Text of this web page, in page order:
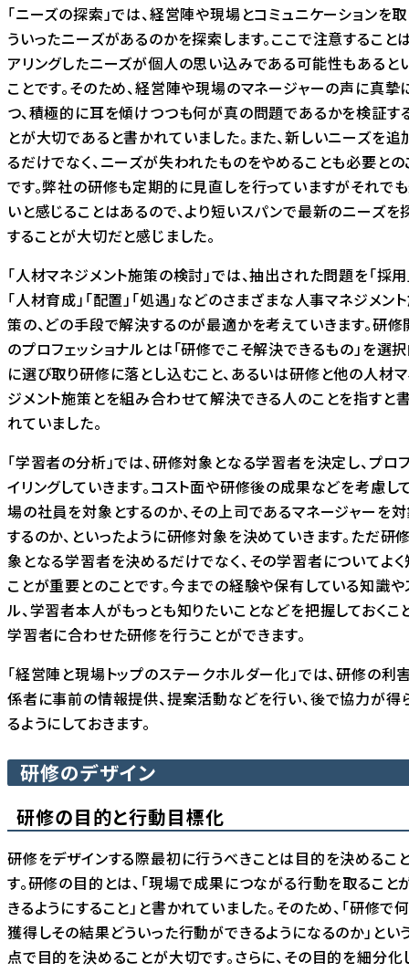
「ニーズの探索」では、経営陣や現場とコミュニケーションを
ういったニーズがあるのかを探索します。ここで注意すること
アリングしたニーズが個人の思い込みである可能性もあると
ことです。そのため、経営陣や現場のマネージャーの声に真摯
つ、積極的に耳を傾けつつも何が真の問題であるかを検証す
とが大切であると書かれていました。また、新しいニーズを追
るだけでなく、ニーズが失われたものをやめることも必要との
です。弊社の研修も定期的に見直しを行っていますがそれで
いと感じることはあるので、より短いスパンで最新のニーズを
することが大切だと感じました。
「人材マネジメント施策の検討」では、抽出された問題を「採用
「人材育成」「配置」「処遇」などのさまざまな人事マネジメン
策の、どの手段で解決するのが最適かを考えていきます。研
のプロフェッショナルとは「研修でこそ解決できるもの」を選
に選び取り研修に落とし込むこと、あるいは研修と他の人材
ジメント施策とを組み合わせて解決できる人のことを指すと
れていました。
「学習者の分析」では、研修対象となる学習者を決定し、プロ
イリングしていきます。コスト面や研修後の成果などを考慮し
場の社員を対象とするのか、その上司であるマネージャーを
するのか、といったように研修対象を決めていきます。ただ研
象となる学習者を決めるだけでなく、その学習者についてよ
ことが重要とのことです。今までの経験や保有している知識や
ル、学習者本人がもっとも知りたいことなどを把握しておくこ
学習者に合わせた研修を行うことができます。
「経営陣と現場トップのステークホルダー化」では、研修の利
係者に事前の情報提供、提案活動などを行い、後で協力が得
るようにしておきます。
研修のデザイン
研修の目的と行動目標化
研修をデザインする際最初に行うべきことは目的を決めるこ
す。研修の目的とは、「現場で成果につながる行動を取ること
きるようにすること」と書かれていました。そのため、「研修で
獲得しその結果どういった行動ができるようになるのか」とい
点で目的を決めることが大切です。さらに、その目的を細分化